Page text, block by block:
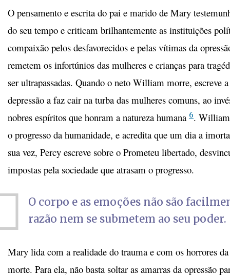
O pensamento e escrita do pai e marido de Mary
do seu tempo e criticam brilhantemente as instituições
compaixão pelos desfavorecidos e pelas vítimas da
remetem os infortúnios das mulheres e crianças para
ser ultrapassadas. Quando o neto William morre, escreve
depressão a faz cair na turba das mulheres comuns, ao
nobres espíritos que honram a natureza humana 6. William
o progresso da humanidade, e acredita que um dia a
sua vez, Percy escreve sobre o Prometeu libertado,
impostas pela sociedade que atrasam o progresso.
O corpo e as emoções não são
razão nem se submetem ao seu poder.
Mary lida com a realidade do trauma e com os horrores
morte. Para ela, não basta soltar as amarras da opressão